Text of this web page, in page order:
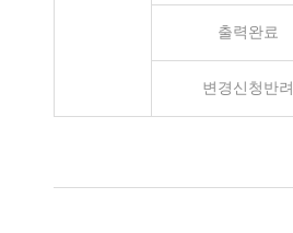
출력완료
변경신청반려